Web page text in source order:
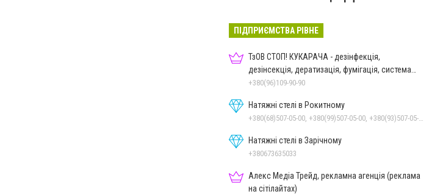
ПІДПРИЄМСТВА РІВНЕ
ТзОВ СТОП! КУКАРАЧА - дезінфекція,
дезінсекція, дератизація, фумігація, система
HACCP
+380(96)109-90-90
Натяжні стелі в Рокитному
+380(68)507-05-00, +380(99)507-05-00, +380(93)507-05-00
Натяжні стелі в Зарічному
+380673635033
Алекс Медіа Трейд, рекламна агенція (реклама
на сітілайтах)